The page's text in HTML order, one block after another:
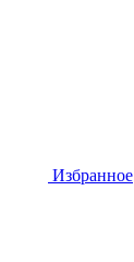
Избранное